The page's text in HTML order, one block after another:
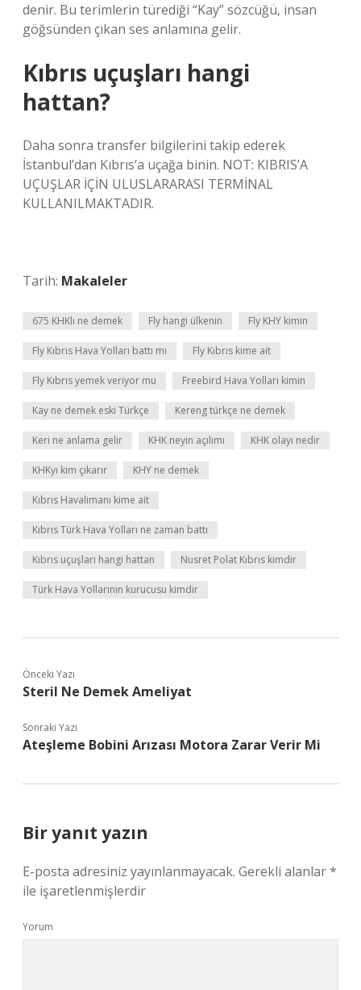
denir. Bu terimlerin türediği “Kay” sözcüğü, insan
göğsünden çıkan ses anlamına gelir.
Kıbrıs uçuşları hangi
hattan?
Daha sonra transfer bilgilerini takip ederek
İstanbul’dan Kıbrıs’a uçağa binin. NOT: KIBRIS’A
UÇUŞLAR İÇİN ULUSLARARASI TERMİNAL
KULLANILMAKTADIR.
Tarih: Makaleler
675 KHKlı ne demek Fly hangi ülkenin Fly KHY kimin
Fly Kıbrıs Hava Yolları battı mı Fly Kıbrıs kime ait
Fly Kıbrıs yemek veriyor mu Freebird Hava Yolları kimin
Kay ne demek eski Türkçe Kereng türkçe ne demek
Keri ne anlama gelir KHK neyin açılımı KHK olayı nedir
KHKyı kim çıkarır KHY ne demek
Kıbrıs Havalimanı kime ait
Kıbrıs Türk Hava Yolları ne zaman battı
Kıbrıs uçuşları hangi hattan Nusret Polat Kıbrıs kimdir
Türk Hava Yollarının kurucusu kimdir
Önceki Yazı
Steril Ne Demek Ameliyat
Sonraki Yazı
Ateşleme Bobini Arızası Motora Zarar Verir Mi
Bir yanıt yazın
E-posta adresiniz yayınlanmayacak. Gerekli alanlar*
ile işaretlenmişlerdir
Yorum